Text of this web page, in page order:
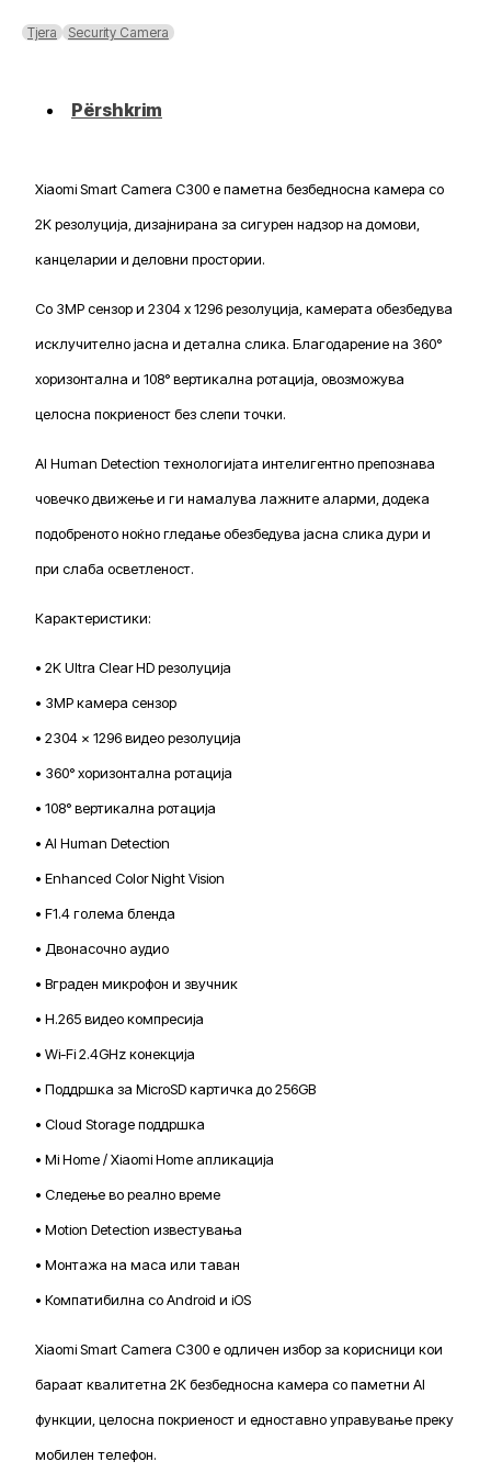
C300
Tjera Security Camera
Përshkrim
Xiaomi Smart Camera C300 е паметна безбедносна камера со
2K резолуција, дизајнирана за сигурен надзор на домови,
канцеларии и деловни простории.
Со 3MP сензор и 2304 x 1296 резолуција, камерата обезбедува
исклучително јасна и детална слика. Благодарение на 360°
хоризонтална и 108° вертикална ротација, овозможува
целосна покриеност без слепи точки.
AI Human Detection технологијата интелигентно препознава
човечко движење и ги намалува лажните аларми, додека
подобреното ноќно гледање обезбедува јасна слика дури и
при слаба осветленост.
Карактеристики:
• 2K Ultra Clear HD резолуција
• 3MP камера сензор
• 2304 × 1296 видео резолуција
• 360° хоризонтална ротација
• 108° вертикална ротација
• AI Human Detection
• Enhanced Color Night Vision
• F1.4 голема бленда
• Двонасочно аудио
• Вграден микрофон и звучник
• H.265 видео компресија
• Wi-Fi 2.4GHz конекција
• Поддршка за MicroSD картичка до 256GB
• Cloud Storage поддршка
• Mi Home / Xiaomi Home апликација
• Следење во реално време
• Motion Detection известувања
• Монтажа на маса или таван
• Компатибилна со Android и iOS
Xiaomi Smart Camera C300 е одличен избор за корисници кои
бараат квалитетна 2K безбедносна камера со паметни AI
функции, целосна покриеност и едноставно управување преку
мобилен телефон.